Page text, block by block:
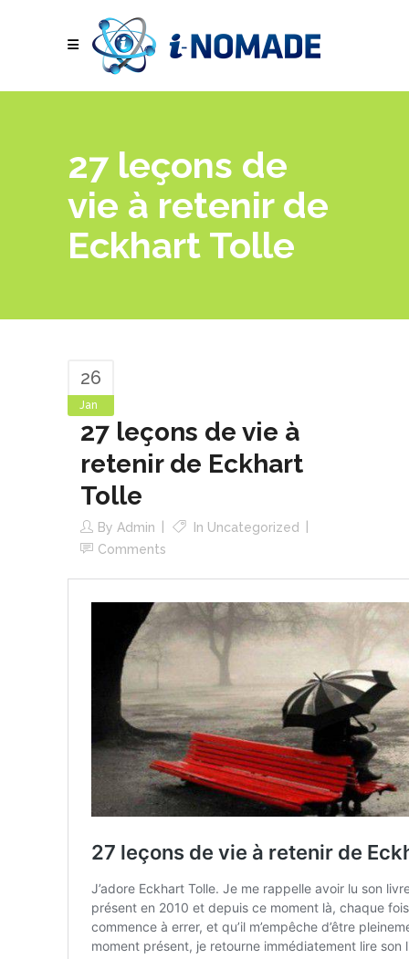
27 leçons de
vie à retenir de
Eckhart Tolle
26
Jan
27 leçons de vie à
retenir de Eckhart
Tolle
By Admin In Uncategorized
Comments